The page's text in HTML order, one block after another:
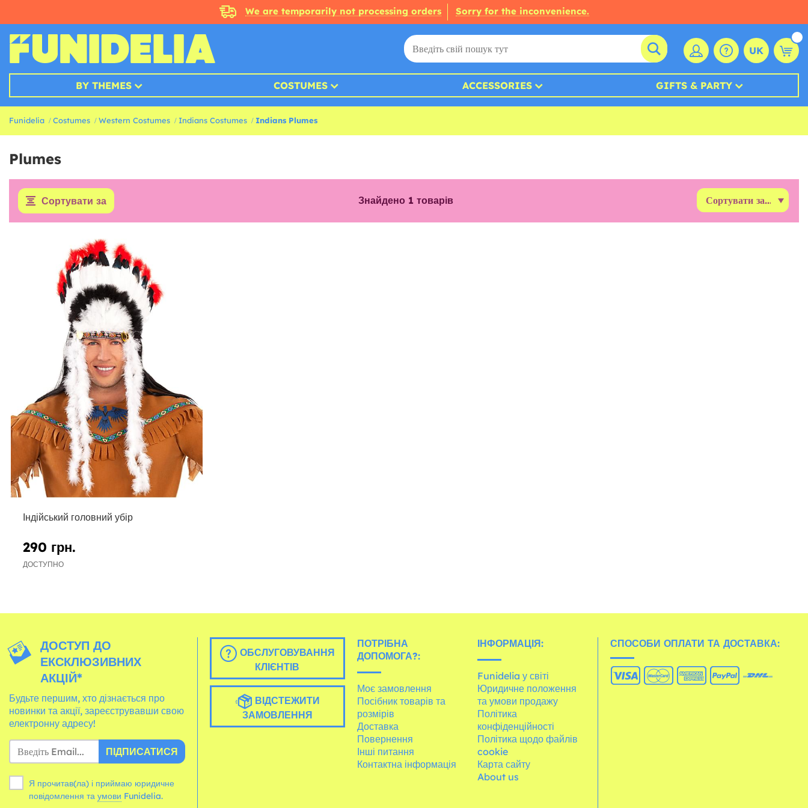
We are temporarily not processing orders Sorry for the inconvenience.
UK
BY THEMES COSTUMES ACCESSORIES GIFTS & PARTY
Funidelia Costumes Western Costumes Indians Costumes Indians Plumes
Plumes
Сортувати за Знайдено 1 товарів
Індійський головний убір
290 грн.
ДОСТУПНО
ДОСТУП ДО
ЕКСКЛЮЗИВНИХ
АКЦІЙ*
Будьте першим, хто дізнається про
новинки та акції, зареєструвавши свою
електронну адресу!
ПІДПИСАТИСЯ
Я прочитав(ла) і приймаю юридичне
повідомлення та умови Funidelia.
ОБСЛУГОВУВАННЯ
КЛІЄНТІВ
ВІДСТЕЖИТИ
ЗАМОВЛЕННЯ
ПОТРІБНА
ДОПОМОГА?:
Моє замовлення
Посібник товарів та
розмірів
Доставка
Повернення
Інші питання
Контактна інформація
ІНФОРМАЦІЯ:
Funidelia у світі
Юридичне положення
та умови продажу
Політика
конфіденційності
Політика щодо файлів
cookie
Карта сайту
About us
СПОСОБИ ОПЛАТИ ТА ДОСТАВКА: